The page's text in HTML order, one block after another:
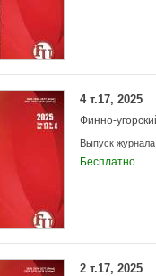
4 т.17, 2025
Финно-
Выпуск журнала
Бесплатно
2 т.17, 2025